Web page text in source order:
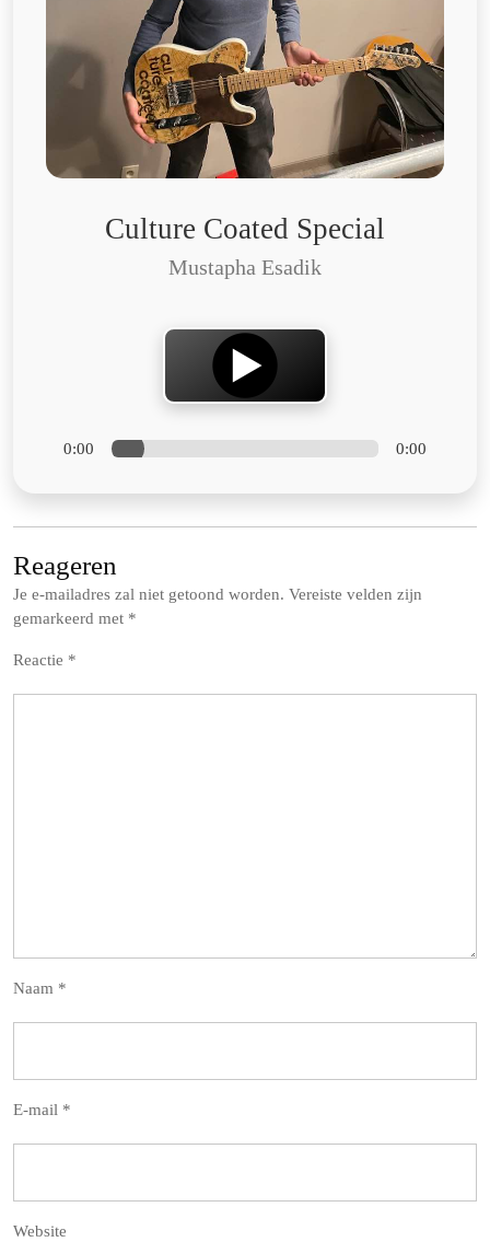
Culture Coated Special
Mustapha Esadik
0:00 0:00
Reageren
Je e-mailadres zal niet getoond worden. Vereiste velden zijn
gemarkeerd met *
Reactie *
Naam *
E-mail *
Website